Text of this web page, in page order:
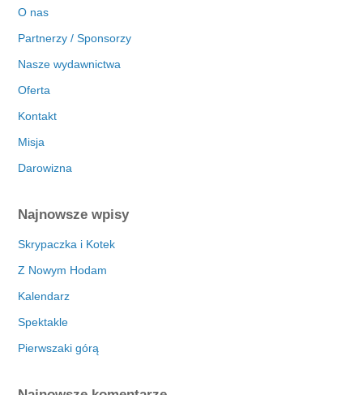
O nas
Partnerzy / Sponsorzy
Nasze wydawnictwa
Oferta
Kontakt
Misja
Darowizna
Najnowsze wpisy
Skrypaczka i Kotek
Z Nowym Hodam
Kalendarz
Spektakle
Pierwszaki górą